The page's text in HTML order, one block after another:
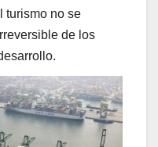
turismo no se
de los